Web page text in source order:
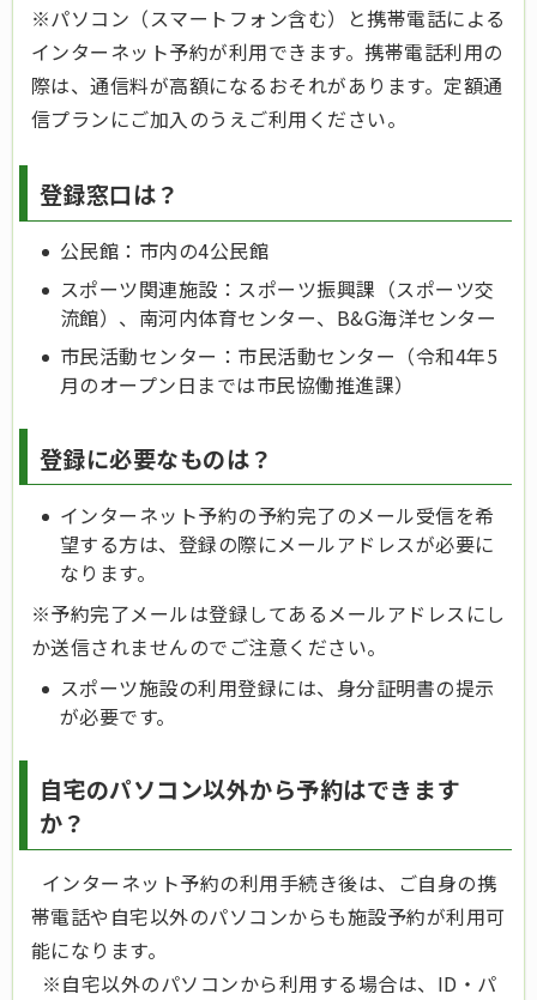
※パソコン（スマートフォン含む）と携帯電話による
インターネット予約が利用できます。携帯電話利用の
際は、通信料が高額になるおそれがあります。定額通
信プランにご加入のうえご利用ください。
登録窓口は？
公民館：市内の4公民館
スポーツ関連施設：スポーツ振興課（スポーツ交
流館）、南河内体育センター、B&G海洋センター
市民活動センター：市民活動センター（令和4年5
月のオープン日までは市民協働推進課）
登録に必要なものは？
インターネット予約の予約完了のメール受信を希
望する方は、登録の際にメールアドレスが必要に
なります。
※予約完了メールは登録してあるメールアドレスにし
か送信されませんのでご注意ください。
スポーツ施設の利用登録には、身分証明書の提示
が必要です。
自宅のパソコン以外から予約はできます
か？
インターネット予約の利用手続き後は、ご自身の携
帯電話や自宅以外のパソコンからも施設予約が利用可
能になります。
※自宅以外のパソコンから利用する場合は、ID・パ